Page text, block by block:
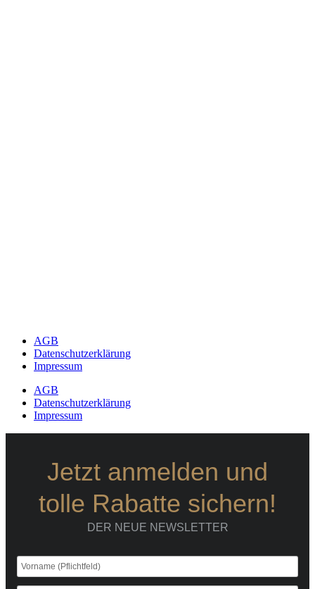
AGB
Datenschutzerklärung
Impressum
AGB
Datenschutzerklärung
Impressum
Jetzt anmelden und
tolle Rabatte sichern!
DER NEUE NEWSLETTER